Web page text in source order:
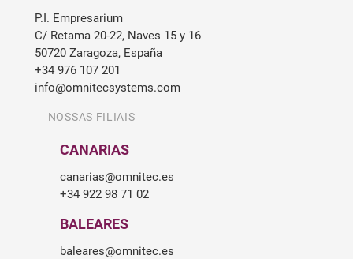
P.I. Empresarium
C/ Retama 20-22, Naves 15 y 16
50720 Zaragoza, España
+34 976 107 201
info@omnitecsystems.com
NOSSAS FILIAIS
CANARIAS
canarias@omnitec.es
+34 922 98 71 02
BALEARES
baleares@omnitec.es